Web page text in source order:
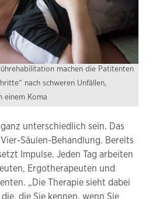
machen die Patitenten
nach schweren Unfällen,
einem Koma
unterschiedlich sein. Das
Säulen-Behandlung. Bereits
Impulse. Jeden Tag arbeiten
Ergotherapeuten und
„Die Therapie sieht dabei
die Sie kennen, wenn Sie